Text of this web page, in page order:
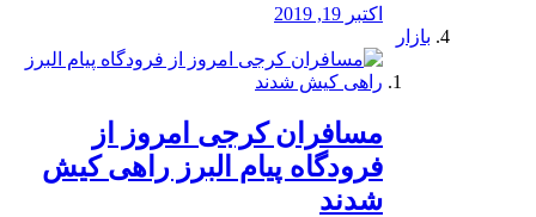
اکتبر 19, 2019
بازار
مسافران کرجی امروز از
فرودگاه پیام البرز راهی کیش
شدند